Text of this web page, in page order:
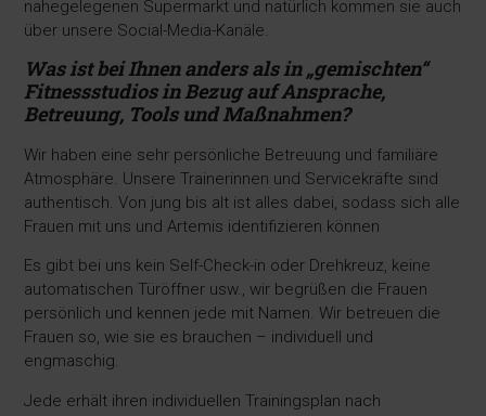
nahegelegenen Supermarkt und natürlich kommen sie auch
über unsere Social-Media-Kanäle.
Was ist bei Ihnen anders als in „gemischten“
Fitnessstudios in Bezug auf Ansprache,
Betreuung, Tools und Maßnahmen?
Wir haben eine sehr persönliche Betreuung und familiäre
Atmosphäre. Unsere Trainerinnen und Servicekräfte sind
authentisch. Von jung bis alt ist alles dabei, sodass sich alle
Frauen mit uns und Artemis identifizieren können
Es gibt bei uns kein Self-Check-in oder Drehkreuz, keine
automatischen Türöffner usw., wir begrüßen die Frauen
persönlich und kennen jede mit Namen. Wir betreuen die
Frauen so, wie sie es brauchen – individuell und
engmaschig.
Jede erhält ihren individuellen Trainingsplan nach